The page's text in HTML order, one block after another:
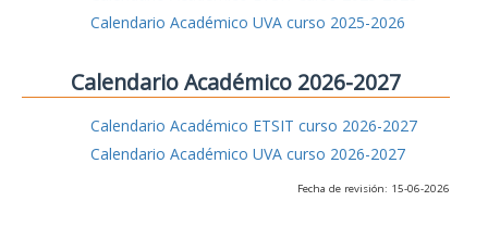
Calendario Académico UVA curso 2025-2026
Calendario Académico 2026-2027
Calendario Académico ETSIT curso 2026-2027
Calendario Académico UVA curso 2026-2027
Fecha de revisión: 15-06-2026